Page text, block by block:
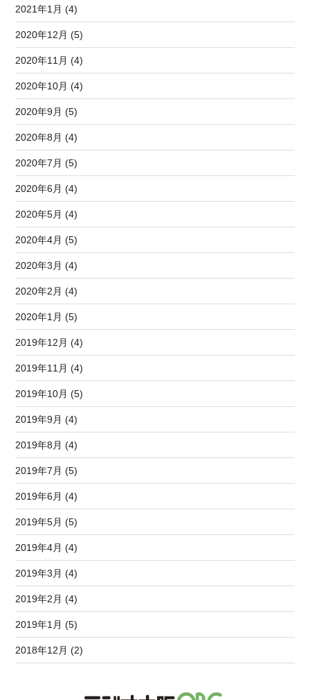
2021年1月 (4)
2020年12月 (5)
2020年11月 (4)
2020年10月 (4)
2020年9月 (5)
2020年8月 (4)
2020年7月 (5)
2020年6月 (4)
2020年5月 (4)
2020年4月 (5)
2020年3月 (4)
2020年2月 (4)
2020年1月 (5)
2019年12月 (4)
2019年11月 (4)
2019年10月 (5)
2019年9月 (4)
2019年8月 (4)
2019年7月 (5)
2019年6月 (4)
2019年5月 (5)
2019年4月 (4)
2019年3月 (4)
2019年2月 (4)
2019年1月 (5)
2018年12月 (2)